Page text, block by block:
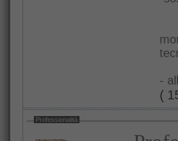
-
(
Professionalità